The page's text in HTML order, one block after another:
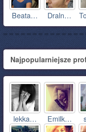
Beata… Draln…
Najpopularniejsze
lekka… Emilk…